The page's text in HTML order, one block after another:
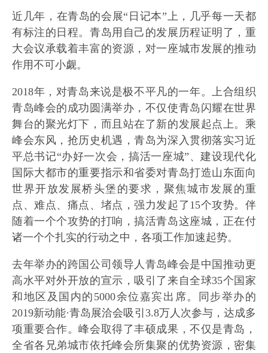
近几年，在青岛的会展“日记本”上，几乎每一天都
有标注的日程。青岛用自己的发展历程证明了，重
大会议承载着丰富的资源，对一座城市发展的推动
作用不可小觑。
2018年，对青岛来说是极不平凡的一年。上合组织
青岛峰会的成功圆满举办，不仅使青岛闪耀在世界
舞台的聚光灯下，而且站在了新的发展起点上。乘
峰会东风，抢历史机遇，青岛为深入贯彻落实习近
平总书记“办好一次会，搞活一座城”、建设现代化
国际大都市的重要指示和省委对青岛打造山东面向
世界开放发展桥头堡的要求，聚焦城市发展的重
点、难点、痛点、堵点，强力发起了15个攻势。伴
随着一个个攻势的打响，搞活青岛这座城，正在付
诸一个个扎实的行动之中，各项工作加速起势。
去年举办的跨国公司领导人青岛峰会是中国推动更
高水平对外开放的宣示，吸引了来自全球35个国家
和地区及国内的5000余位嘉宾出席。同步举办的
2019新动能·青岛展洽会吸引3.8万人次参与，达成多
项重要合作。峰会取得了丰硕成果，不仅是青岛，
全省各兄弟城市依托峰会所集聚的优势资源，密集